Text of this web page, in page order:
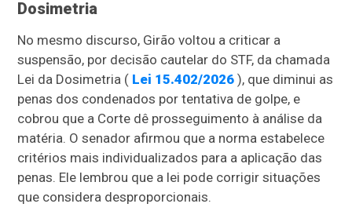
Dosimetria
No mesmo discurso, Girão voltou a criticar a
suspensão, por decisão cautelar do STF, da chamada
Lei da Dosimetria ( Lei 15.402/2026 ), que diminui as
penas dos condenados por tentativa de golpe, e
cobrou que a Corte dê prosseguimento à análise da
matéria. O senador afirmou que a norma estabelece
critérios mais individualizados para a aplicação das
penas. Ele lembrou que a lei pode corrigir situações
que considera desproporcionais.